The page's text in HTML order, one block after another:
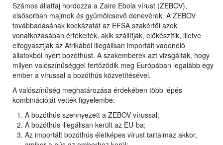
Számos állatfaj hordozza a Zaire Ebola vírust (ZEBOV),
elsősorban majmok és gyümölcsevő denevérek. A ZEBOV
továbbadásának kockázatát az EFSA szakértői azok
vonatkozásában értékelték, akik szállítják, előkészítik, illetve
elfogyasztják az Afrikából illegálisan importált vadonélő
állatokból nyert bozóthúst. A szakemberek azt vizsgálták, hogy
milyen valószínűséggel fertőződik meg Európában legalább egy
ember a vírussal a bozóthús közvetítésével.
A valószínűség meghatározása érdekében több lépés
kombinációját vették figyelembe:
A bozóthús szennyezett a ZEBOV vírussal;
A bozóthús illegálisan került az EU-ba;
Az importált bozóthús életképes vírust tartalmaz akkor,